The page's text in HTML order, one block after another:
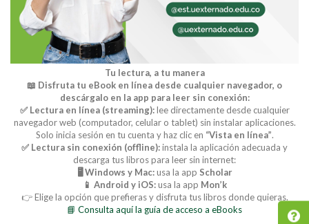
Tu lectura, a tu manera
📖 Disfruta tu eBook en línea desde cualquier navegador, o
descárgalo en la app para leer sin conexión:
✅ Lectura en línea (streaming):lee directamente desde cualquier
navegador web (computador, celular o tablet) sin instalar aplicaciones.
Solo inicia sesión en tu cuenta y haz clic en “Vista en línea”.
✅ Lectura sin conexión (offline):instala la aplicación adecuada y
descarga tus libros para leer sin internet:
🖥️ Windows y Mac:usa la app Scholar
📱 Android y iOS:usa la app Mon’k
👉 Elige la opción que prefieras y disfruta tus libros donde quieras.
📘 Consulta aquí la guía de acceso a eBooks